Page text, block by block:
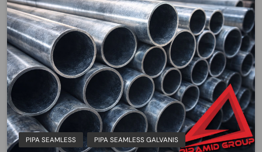
PIPA SEAMLESS PIPA SEAMLESS GALVANIS